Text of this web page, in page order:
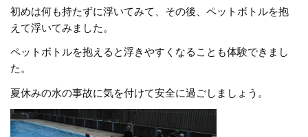
初めは何も持たずに浮いてみて、その後、ペットボトルを抱
えて浮いてみました。
ペットボトルを抱えると浮きやすくなることも体験できまし
た。
夏休みの水の事故に気を付けて安全に過ごしましょう。